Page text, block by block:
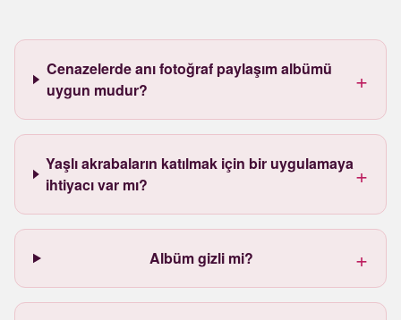
Cenazelerde anı fotoğraf paylaşım albümü
uygun mudur?
+
Yaşlı akrabaların katılmak için bir uygulamaya
ihtiyacı var mı?
+
Albüm gizli mi? +